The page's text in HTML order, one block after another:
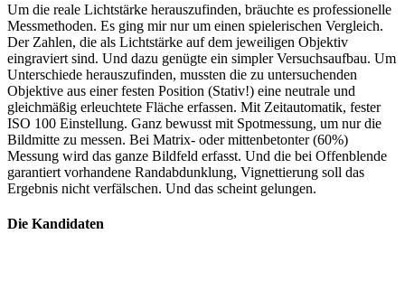
Um die reale Lichtstärke herauszufinden, bräuchte es professionelle
Messmethoden. Es ging mir nur um einen spielerischen Vergleich.
Der Zahlen, die als Lichtstärke auf dem jeweiligen Objektiv
eingraviert sind. Und dazu genügte ein simpler Versuchsaufbau. Um
Unterschiede herauszufinden, mussten die zu untersuchenden
Objektive aus einer festen Position (Stativ!) eine neutrale und
gleichmäßig erleuchtete Fläche erfassen. Mit Zeitautomatik, fester
ISO 100 Einstellung. Ganz bewusst mit Spotmessung, um nur die
Bildmitte zu messen. Bei Matrix- oder mittenbetonter (60%)
Messung wird das ganze Bildfeld erfasst. Und die bei Offenblende
garantiert vorhandene Randabdunklung, Vignettierung soll das
Ergebnis nicht verfälschen. Und das scheint gelungen.
Die Kandidaten